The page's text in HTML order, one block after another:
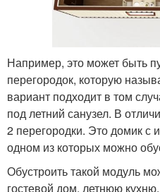
Например, это может быть
перегородок, которую
вариант подходит в том
под летний санузел. В
2 перегородки. Это домик с
одном из которых можно
Обустроить такой модуль
гостевой дом, летнюю кухню.